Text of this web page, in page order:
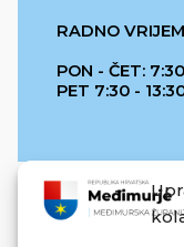
RADNO
PON - ČET:
PET 7:30 -